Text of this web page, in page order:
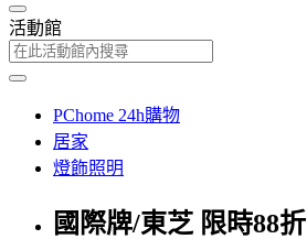
活動館
PChome 24h購物
居家
燈飾照明
國際牌/東芝 限時88折